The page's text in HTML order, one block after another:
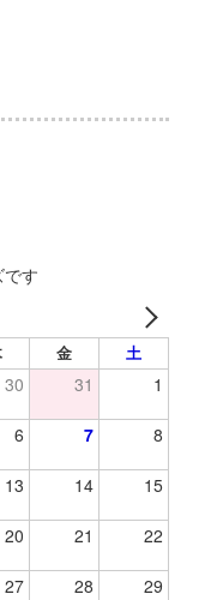
す
金 土
30 31 1
6 7 8
13 14 15
20 21 22
27 28 29